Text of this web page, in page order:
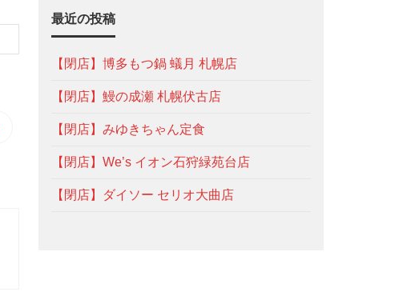
最近の投稿
【閉店】博多もつ鍋 蟻月 札幌店
【閉店】鰻の成瀬 札幌伏古店
【閉店】みゆきちゃん定食
【閉店】We’s イオン石狩緑苑台店
【閉店】ダイソー セリオ大曲店